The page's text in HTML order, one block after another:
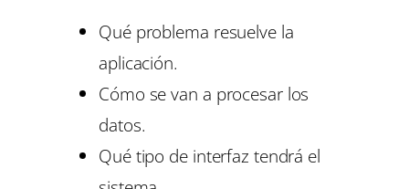
Qué problema resuelve la
aplicación.
Cómo se van a procesar los
datos.
Qué tipo de interfaz tendrá el